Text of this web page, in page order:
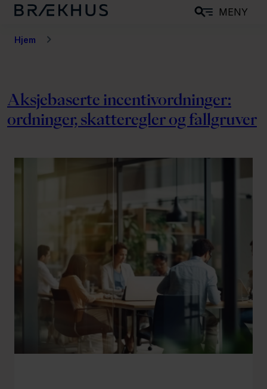
MENY
Hjem
Aksjebaserte incentivordninger:
ordninger, skatteregler og fallgruver